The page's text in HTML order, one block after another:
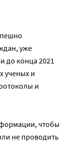
уже
до конца 2021
ученых и
и
чтобы
не проводить